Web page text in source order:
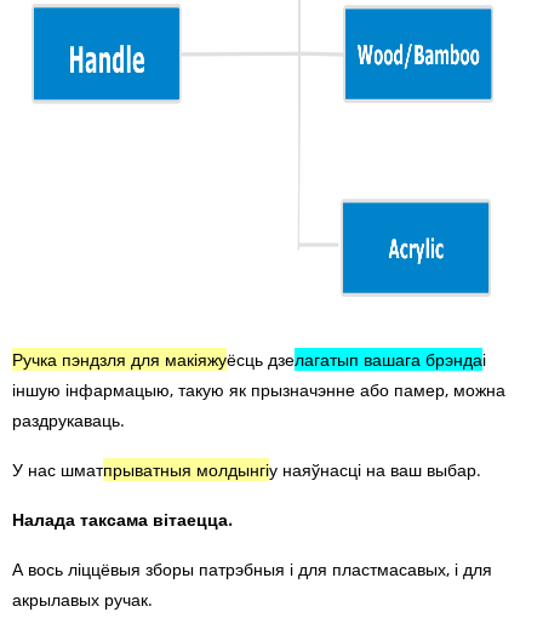
Ручка пэндзля для макіяжуёсць дзелагатып вашага брэндаі
іншую інфармацыю, такую ​​як прызначэнне або памер, можна
раздрукаваць.
У нас шматпрыватныя молдынгіу наяўнасці на ваш выбар.
Налада таксама вітаецца.
А вось ліццёвыя зборы патрэбныя і для пластмасавых, і для
акрылавых ручак.